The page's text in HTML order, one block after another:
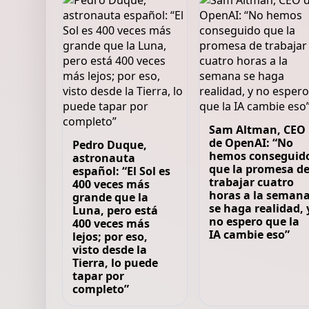
Pedro Duque,
astronauta
español: “El Sol es
400 veces más
grande que la
Luna, pero está
400 veces más
lejos; por eso,
visto desde la
Tierra, lo puede
tapar por
completo”
Sam Altman, CEO
de OpenAI: “No
hemos
que la promesa de
trabajar cuatro
horas a la semana
se haga realidad,
no espero que la
IA cambie eso”